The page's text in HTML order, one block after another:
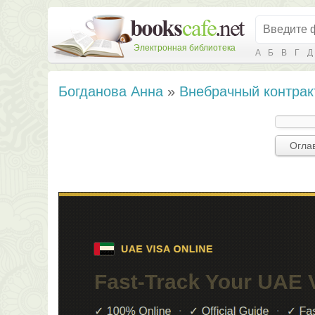
Электронная библиотека А Б В Г Д
Богданова Анна» Внебрачный